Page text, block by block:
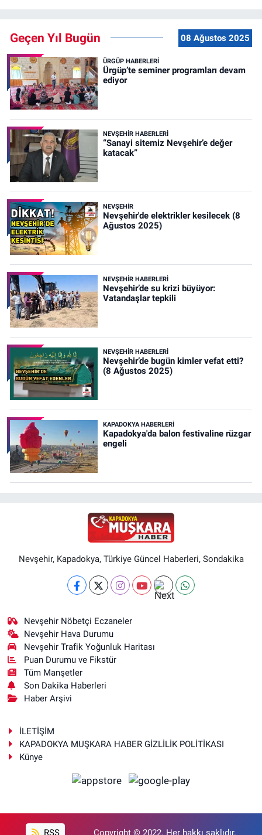
Geçen Yıl Bugün 08 Ağustos 2025
ÜRGÜP HABERLERI
Ürgüp’te seminer programları devam
ediyor
NEVŞEHIR HABERLERI
“Sanayi sitemiz Nevşehir’e değer
katacak”
NEVŞEHIR
Nevşehir'de elektrikler kesilecek (8
Ağustos 2025)
NEVŞEHIR HABERLERI
Nevşehir’de su krizi büyüyor:
Vatandaşlar tepkili
NEVŞEHIR HABERLERI
Nevşehir’de bugün kimler vefat etti?
(8 Ağustos 2025)
KAPADOKYA HABERLERI
Kapadokya'da balon festivaline rüzgar
engeli
Nevşehir, Kapadokya, Türkiye Güncel Haberleri, Sondakika
Nevşehir Nöbetçi Eczaneler
Nevşehir Hava Durumu
Nevşehir Trafik Yoğunluk Haritası
Puan Durumu ve Fikstür
Tüm Manşetler
Son Dakika Haberleri
Haber Arşivi
İLETİŞİM
KAPADOKYA MUŞKARA HABER GİZLİLİK POLİTİKASI
Künye
RSS Copyright © 2022. Her hakkı saklıdır.